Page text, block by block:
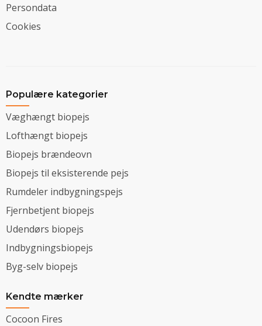
Persondata
Cookies
Populære kategorier
Væghængt biopejs
Lofthængt biopejs
Biopejs brændeovn
Biopejs til eksisterende pejs
Rumdeler indbygningspejs
Fjernbetjent biopejs
Udendørs biopejs
Indbygningsbiopejs
Byg-selv biopejs
Kendte mærker
Cocoon Fires